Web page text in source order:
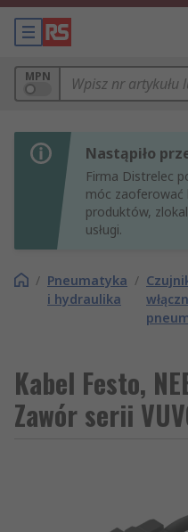
MPN
Nastąpiło
Firma Distrelec
móc zaoferować
produktów,
usługi.
/ Pneumatyka
i hydraulika
/
Kabel Festo,
Zawór serii